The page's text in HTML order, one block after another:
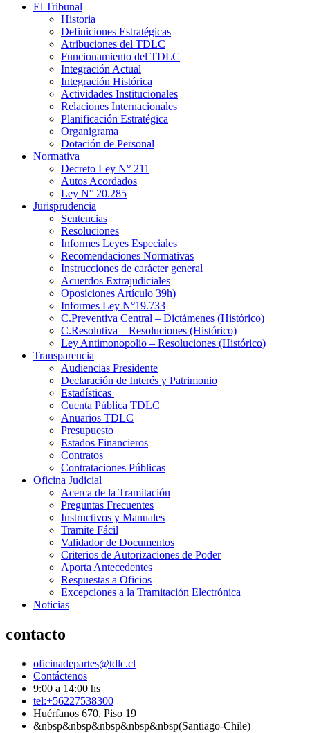
El Tribunal
Historia
Definiciones Estratégicas
Atribuciones del TDLC
Funcionamiento del TDLC
Integración Actual
Integración Histórica
Actividades Institucionales
Relaciones Internacionales
Planificación Estratégica
Organigrama
Dotación de Personal
Normativa
Decreto Ley N° 211
Autos Acordados
Ley N° 20.285
Jurisprudencia
Sentencias
Resoluciones
Informes Leyes Especiales
Recomendaciones Normativas
Instrucciones de carácter general
Acuerdos Extrajudiciales
Oposiciones Artículo 39h)
Informes Ley N°19.733
C.Preventiva Central – Dictámenes (Histórico)
C.Resolutiva – Resoluciones (Histórico)
Ley Antimonopolio – Resoluciones (Histórico)
Transparencia
Audiencias Presidente
Declaración de Interés y Patrimonio
Estadísticas
Cuenta Pública TDLC
Anuarios TDLC
Presupuesto
Estados Financieros
Contratos
Contrataciones Públicas
Oficina Judicial
Acerca de la Tramitación
Preguntas Frecuentes
Instructivos y Manuales
Tramite Fácil
Validador de Documentos
Criterios de Autorizaciones de Poder
Aporta Antecedentes
Respuestas a Oficios
Excepciones a la Tramitación Electrónica
Noticias
contacto
oficinadepartes@tdlc.cl
Contáctenos
9:00 a 14:00 hs
tel:+56227538300
Huérfanos 670, Piso 19
&nbsp&nbsp&nbsp&nbsp&nbsp(Santiago-Chile)